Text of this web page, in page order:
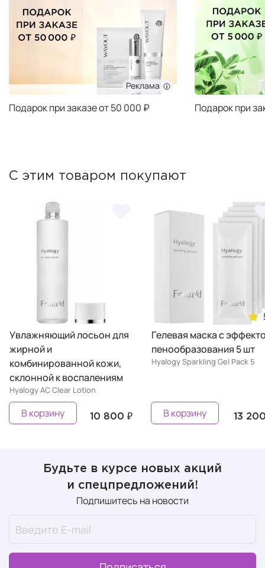
Реклама
Подарок при заказе от 50 000 ₽ Подарок при
С этим товаром покупают
лосьон для
кожи,
Lotion
10 800 ₽
Гелевая маска с эффектом
пенообразования 5 шт
Hyalogy Sparkling Gel Pack 5
13 200 ₽
В корзину
Hyalogy
Будьте в курсе новых акций
и спецпредложений!
Подпишитесь на новости